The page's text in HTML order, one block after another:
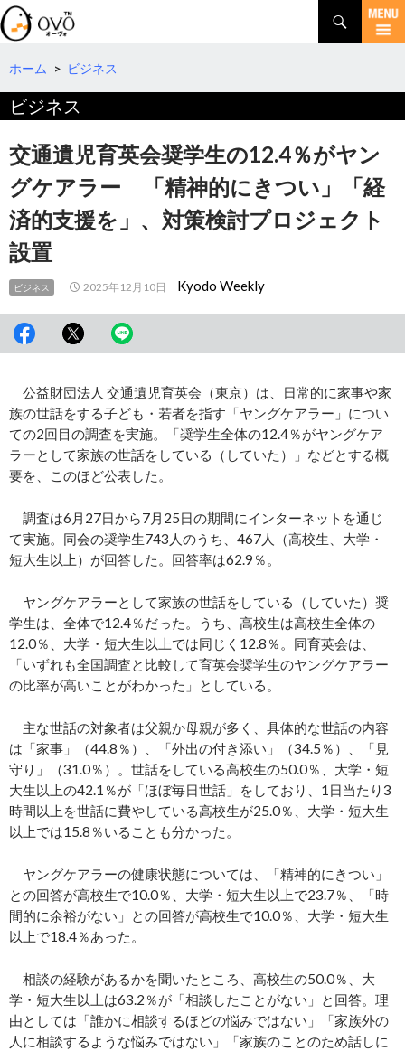
検
索
コ
テ
へ
移
動
ホーム > ビジネス
ビジネス
交通遺児育英会奨学生の12.4％がヤン
グケアラー 「精神的にきつい」「経
済的支援を」、対策検討プロジェクト
設置
ビジネス 2025年12月10日 Kyodo Weekly
公益財団法人 交通遺児育英会（東京）は、日常的に家事や家
族の世話をする子ども・若者を指す「ヤングケアラー」につい
ての2回目の調査を実施。「奨学生全体の12.4％がヤングケア
ラーとして家族の世話をしている（していた）」などとする概
要を、このほど公表した。
調査は6月27日から7月25日の期間にインターネットを通じ
て実施。同会の奨学生743人のうち、467人（高校生、大学・
短大生以上）が回答した。回答率は62.9％。
ヤングケアラーとして家族の世話をしている（していた）奨
学生は、全体で12.4％だった。うち、高校生は高校生全体の
12.0％、大学・短大生以上では同じく12.8％。同育英会は、
「いずれも全国調査と比較して育英会奨学生のヤングケアラー
の比率が高いことがわかった」としている。
主な世話の対象者は父親か母親が多く、具体的な世話の内容
は「家事」（44.8％）、「外出の付き添い」（34.5％）、「見
守り」（31.0％）。世話をしている高校生の50.0％、大学・短
大生以上の42.1％が「ほぼ毎日世話」をしており、1日当たり3
時間以上を世話に費やしている高校生が25.0％、大学・短大生
以上では15.8％いることも分かった。
ヤングケアラーの健康状態については、「精神的にきつい」
との回答が高校生で10.0％、大学・短大生以上で23.7％、「時
間的に余裕がない」との回答が高校生で10.0％、大学・短大生
以上で18.4％あった。
相談の経験があるかを聞いたところ、高校生の50.0％、大
学・短大生以上は63.2％が「相談したことがない」と回答。理
由としては「誰かに相談するほどの悩みではない」「家族外の
人に相談するような悩みではない」「家族のことのため話しに